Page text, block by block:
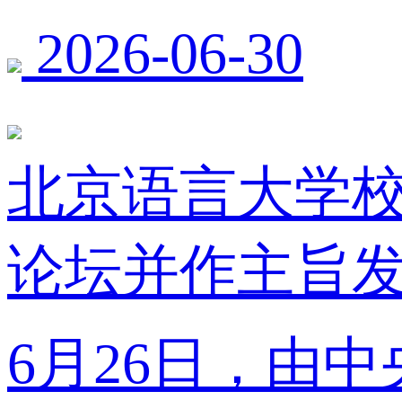
2026-06-30
北京语言大学
论坛并作主旨
6月26日，由